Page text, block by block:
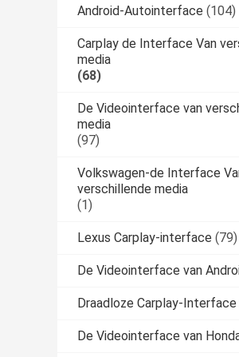
Android-Autointerface (104)
Carplay de Interface Van
media
(68)
De Videointerface van
media
(97)
Volkswagen-de Interface
verschillende media
(1)
Lexus Carplay-interface (79)
De Videointerface van
Draadloze Carplay-Interface
De Videointerface van